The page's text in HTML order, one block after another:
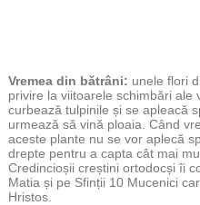
Vremea din bătrâni: unele flori
privire la viitoarele schimbări ale
curbează tulpinile și se apleacă
urmează să vină ploaia. Când
aceste plante nu se vor aplecă
drepte pentru a capta cât mai
Credincioșii creștini ortodocși îi
Matia și pe Sfinții 10 Mucenici
Hristos.